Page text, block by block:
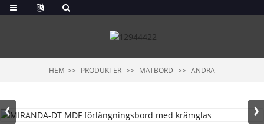
HEM PRODUKTER MATBORD ANDRA